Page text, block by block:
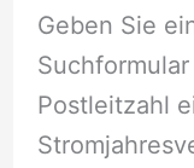
Geben Sie
Postleitzahl